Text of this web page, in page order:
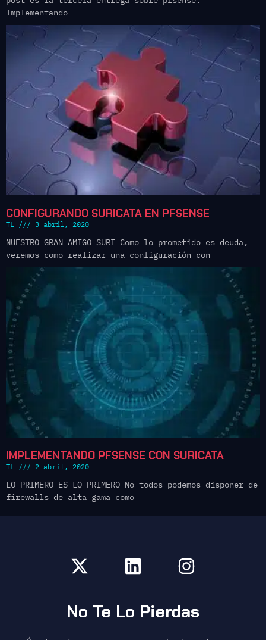
Implementando
CONFIGURANDO SURICATA EN PFSENSE
TL 3 abril, 2020
NUESTRO GRAN AMIGO SURI Como lo prometido es deuda,
veremos como realizar una configuración con
IMPLEMENTANDO PFSENSE CON SURICATA
TL 2 abril, 2020
LO PRIMERO ES LO PRIMERO No todos podemos disponer de
firewalls de alta gama como
No Te Lo Pierdas